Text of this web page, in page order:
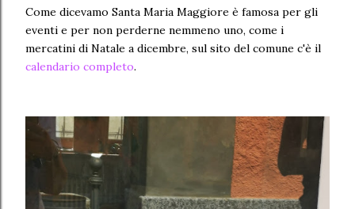
Come dicevamo Santa Maria Maggiore è famosa per gli
eventi e per non perderne nemmeno uno, come i
mercatini di Natale a dicembre, sul sito del comune c'è il
calendario completo.